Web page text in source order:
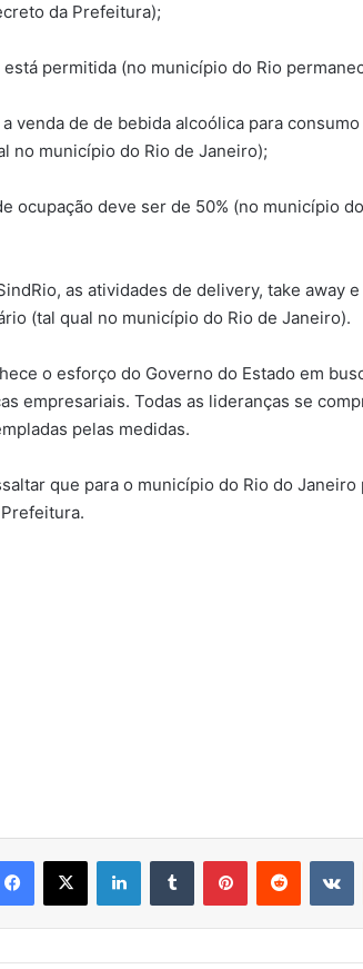
da Prefeitura);
está permitida (no município do Rio
venda de de bebida alcoólica para
no município do Rio de Janeiro);
ocupação deve ser de 50% (no município
as atividades de delivery, take away
(tal qual no município do Rio de Janeiro).
o esforço do Governo do Estado em
empresariais. Todas as lideranças se
pelas medidas.
que para o município do Rio do
Facebook
X LinkedinTumblr PinterestReddit